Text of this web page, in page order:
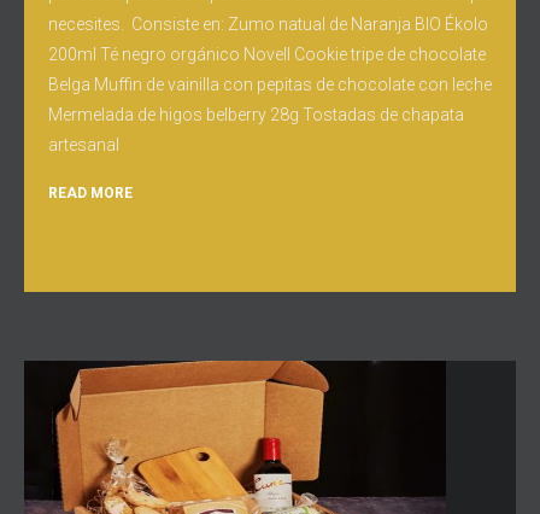
necesites. Consiste en: Zumo natual de Naranja BIO Ékolo
200ml Té negro orgánico Novell Cookie tripe de chocolate
Belga Muffin de vainilla con pepitas de chocolate con leche
Mermelada de higos belberry 28g Tostadas de chapata
artesanal
READ MORE